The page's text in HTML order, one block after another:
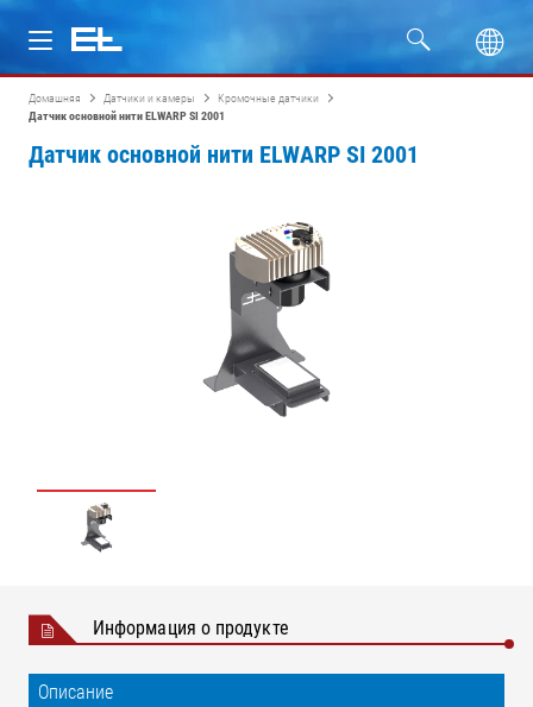
Изделия
Отрасли
Домашняя Датчики и камеры
Кромочные датчики
Датчик основной нити ELWARP SI 2001
Датчик основной нити ELWARP SI 2001
Информация о продукте
Описание